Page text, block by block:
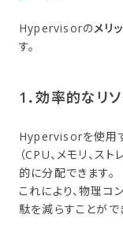
Hypervisorのメリ
す。
1．​効率的な​リ
Hypervisorを使用す
（CPU、メモリ、ス
的に分配できます。
これにより、物理コ
駄を減らすことがで